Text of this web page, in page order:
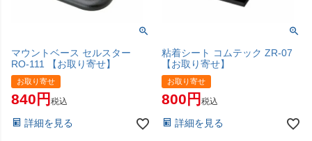
マウントベース セルスター
RO-111 【お取り寄せ】
お取り寄せ
840 税込
詳細を見る
粘着シート コムテック ZR-07
【お取り寄せ】
お取り寄せ
800 税込
詳細を見る